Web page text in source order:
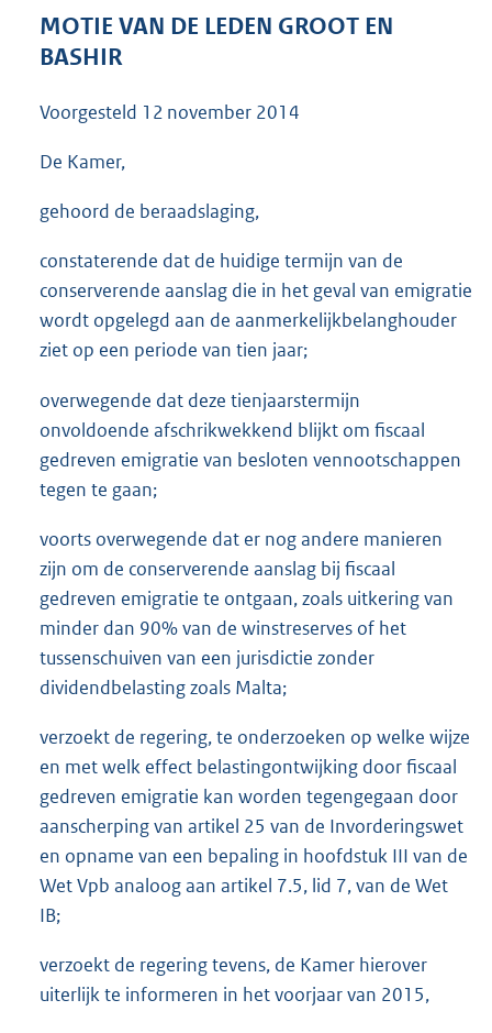
3
MOTIE VAN DE LEDEN GROOT EN
BASHIR
Voorgesteld 12 november 2014
De Kamer,
gehoord de beraadslaging,
constaterende dat de huidige termijn van de
conserverende aanslag die in het geval van emigratie
wordt opgelegd aan de aanmerkelijkbelanghouder
ziet op een periode van tien jaar;
overwegende dat deze tienjaarstermijn
onvoldoende afschrikwekkend blijkt om fiscaal
gedreven emigratie van besloten vennootschappen
tegen te gaan;
voorts overwegende dat er nog andere manieren
zijn om de conserverende aanslag bij fiscaal
gedreven emigratie te ontgaan, zoals uitkering van
minder dan 90% van de winstreserves of het
tussenschuiven van een jurisdictie zonder
dividendbelasting zoals Malta;
verzoekt de regering, te onderzoeken op welke wijze
en met welk effect belastingontwijking door fiscaal
gedreven emigratie kan worden tegengegaan door
aanscherping van artikel 25 van de Invorderingswet
en opname van een bepaling in hoofdstuk III van de
Wet Vpb analoog aan artikel 7.5, lid 7, van de Wet
IB;
verzoekt de regering tevens, de Kamer hierover
uiterlijk te informeren in het voorjaar van 2015,